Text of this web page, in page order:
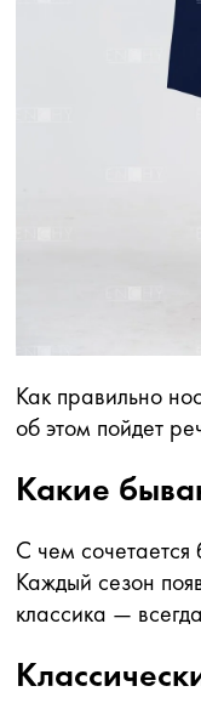
Как правильно
об этом пойдет
Какие
С чем сочетается
Каждый сезон
классика —